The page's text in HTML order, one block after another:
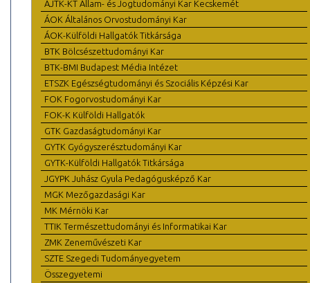
ÁJTK-KT Állam- és Jogtudományi Kar Kecskemét
ÁOK Általános Orvostudományi Kar
ÁOK-Külföldi Hallgatók Titkársága
BTK Bölcsészettudományi Kar
BTK-BMI Budapest Média Intézet
ETSZK Egészségtudományi és Szociális Képzési Kar
FOK Fogorvostudományi Kar
FOK-K Külföldi Hallgatók
GTK Gazdaságtudományi Kar
GYTK Gyógyszerésztudományi Kar
GYTK-Külföldi Hallgatók Titkársága
JGYPK Juhász Gyula Pedagógusképző Kar
MGK Mezőgazdasági Kar
MK Mérnöki Kar
TTIK Természettudományi és Informatikai Kar
ZMK Zeneművészeti Kar
SZTE Szegedi Tudományegyetem
Összegyetemi